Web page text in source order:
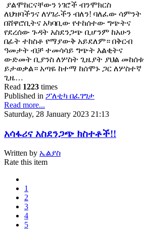
ያልሞከርናቸውን ነገሮች ብንሞክርስ
ለህዝባችንና ለሃገራችን ብለን! ባለፈው ሳምንት
በሸዋሮቢትና አካባቢው የተከሰተው ግጭትና
የደረሰው ጉዳት አስደንጋጭ ቢሆንም ከአሁን
በፊት ተከስቶ የማያውቅ አይደለም። በቅርብ
ዓመታት ብቻ ተመሳሳይ ግጭት እልቂትና
ውድመት ቢያንስ ለሦስት ጊዜያት ያህል መከሰቱ
ይታወቃል። አጣዬ ከተማ ከሰሞኑ ጋር ለሦስተኛ
ጊዜ…
Read 1223 times
Published in ፖለቲካ በፈገግታ
Read more...
Saturday, 28 January 2023 21:13
አሳፋሪና አስደንጋጭ ክስተቶች!!
Written by ኤልያስ
Rate this item
1
2
3
4
5